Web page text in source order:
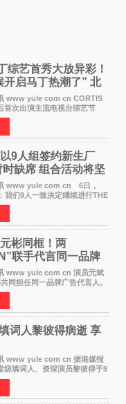
综艺首秀大放异彩！
开启马丁热潮了” 北
行中
yule com cn CORTIS
首次出演主流电视台综艺节
艺的魅力。 马丁出演了5日
Star》Fashion与Passion
9人组签约新生厂
缺席 组合活动将坚
www yule com cn 6日，
我们9人一致决定继续进行THE
且已经完成了组合团体活动
生厂牌下进行活动准备。尚未
所
彬同框！两
联手代言同一品牌
体yule com cn 演员元斌
同担任同一品牌广告代言人。
演员元斌之后，RIIZE元彬最
中介平台A公司的共同广告代言
词人黎彼得病逝 享
yule com cn 据港媒报
级填词人、资深演员黎彼得于8
，终年76岁。好友钟志光透
中风后便卧床休养，身体机能